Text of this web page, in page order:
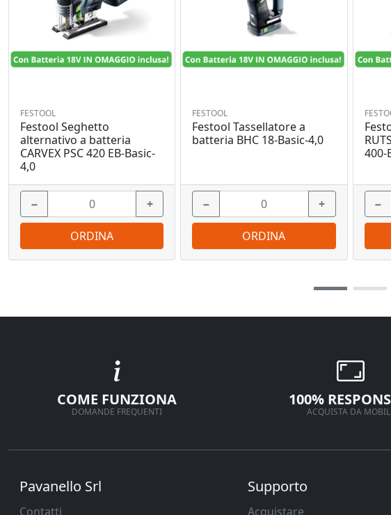
FESTOOL
Festool Seghetto
alternativo a batteria
CARVEX PSC 420 EB-Basic-
4,0
− +
ORDINA
FESTOOL
Festool Tassellatore a
batteria BHC 18-Basic-4,0
− +
ORDINA
400-
−
COME FUNZIONA
DOMANDE FREQUENTI
100%
ACQUISTA DA
Pavanello Srl
Contatti
Supporto
Acquistare